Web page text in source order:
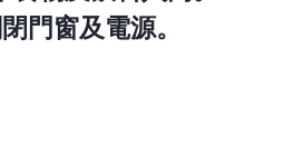
門窗及電源。